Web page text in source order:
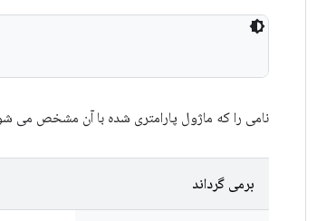
نامی را که ماژول پارامتری شده با آن مشخص می
برمی گرداند